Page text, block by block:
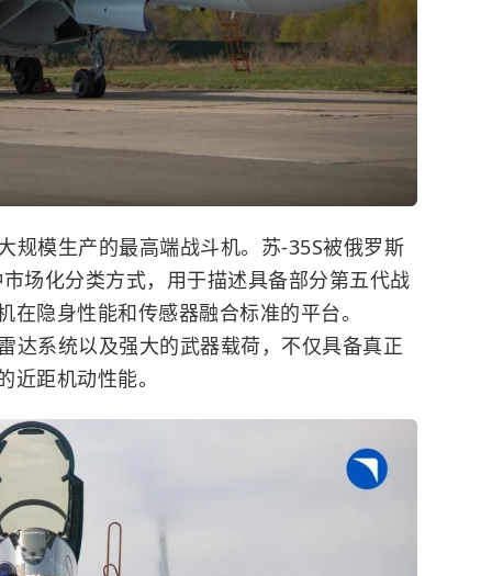
模生产的最高端战斗机。 苏-35S被俄罗斯
场化分类方式，用于描述具备部分第五代战
隐身性能和传感器融合标准的平台。
达系统以及强大的武器载荷，不仅具备真正
距机动性能。